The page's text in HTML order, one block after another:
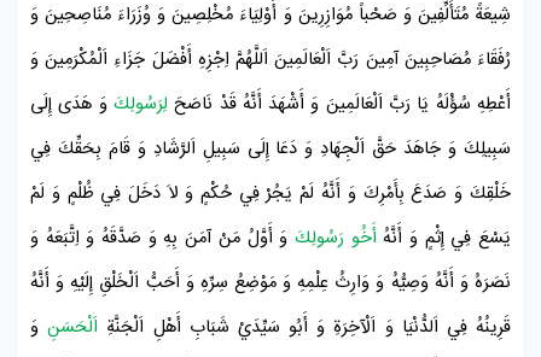
شِيعَةً مُتَأَلِّفِينَ وَ صَحْباً مُوَازِرِينَ وَ أَوْلِيَاءَ مُخْلِصِينَ وَ وُزَرَاءَ مُنَاصِحِينَ وَ
رُفَقَاءَ مُصَاحِبِينَ آمِينَ رَبَّ اَلْعَالَمِينَ اَللَّهُمَّ اِجْزِهِ أَفْضَلَ جَزَاءِ اَلْمُكْرَمِينَ وَ
أَعْطِهِ سُؤْلَهُ يَا رَبَّ اَلْعَالَمِينَ وَ أَشْهَدَ أَنَّهُ قَدْ نَاصَحَ لِرَسُولِكَ وَ هَدَى إِلَى
سَبِيلِكَ وَ جَاهَدَ حَقَّ اَلْجِهَادِ وَ دَعَا إِلَى سَبِيلِ اَلرَّشَادِ وَ قَامَ بِحَقِّكَ فِي
خَلْقِكَ وَ صَدَعَ بِأَمْرِكَ وَ أَنَّهُ لَمْ يَجُرْ فِي حُكْمٍ وَ لاَ دَخَلَ فِي ظُلْمٍ وَ لَمْ
يَسْعَ فِي إِثْمٍ وَ أَنَّهُأَخُو رَسُولِكَ وَ أَوَّلُ مَنْ آمَنَ بِهِ وَ صَدَّقَهُ وَ اِتَّبَعَهُ وَ
نَصَرَهُ وَ أَنَّهُ وَصِيُّهُ وَ وَارِثُ عِلْمِهِ وَ مَوْضِعُ سِرِّهِ وَ أَحَبُّ اَلْخَلْقِ إِلَيْهِ وَ أَنَّهُ
قَرِينُهُ فِي اَلدُّنْيَا وَ اَلْآخِرَةِ وَ أَبُو سَيِّدَيْ شَبَابِ أَهْلِ اَلْجَنَّةِ اَلْحَسَنِوَ